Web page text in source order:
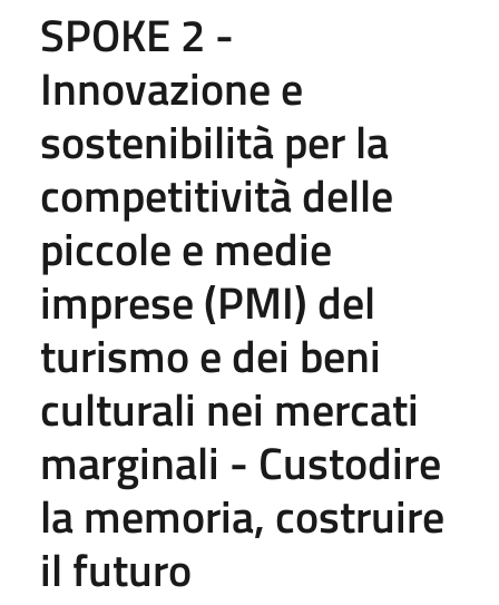
SPOKE 2 -
Innovazione e
sostenibilità per la
competitività delle
piccole e medie
imprese (PMI) del
turismo e dei beni
culturali nei mercati
marginali - Custodire
la memoria, costruire
il futuro